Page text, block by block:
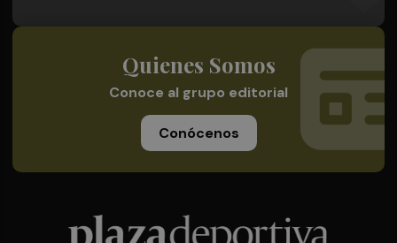
Quienes Somos
Conoce al grupo editorial
Conócenos